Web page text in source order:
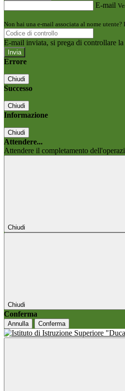
E-mail
Non hai una e-mail associata al nome
E-mail inviata, si prega di controllare
Errore
Chiudi
Successo
Chiudi
Informazione
Chiudi
Attendere...
Attendere il completamento
Chiudi
Chiudi
Conferma
Annulla Conferma